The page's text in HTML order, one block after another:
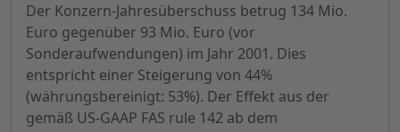
Der Konzern-Jahresüberschuss betrug 134 Mio.
Euro gegenüber 93 Mio. Euro (vor
Sonderaufwendungen) im Jahr 2001. Dies
entspricht einer Steigerung von 44%
(währungsbereinigt: 53%). Der Effekt aus der
gemäß US-GAAP FAS rule 142 ab dem